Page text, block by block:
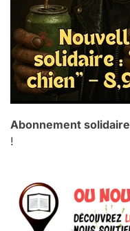
Abonnement solidaire
!